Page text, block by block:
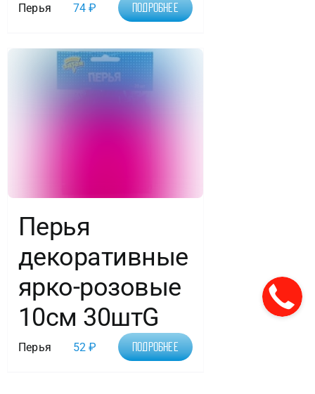
Перья 74₽ Подробнее
Перья
декоративные
ярко-розовые
10см 30штG
Перья 52₽ Подробнее